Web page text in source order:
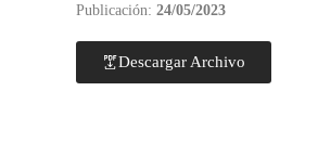
Publicación: 24/05/2023
Descargar Archivo